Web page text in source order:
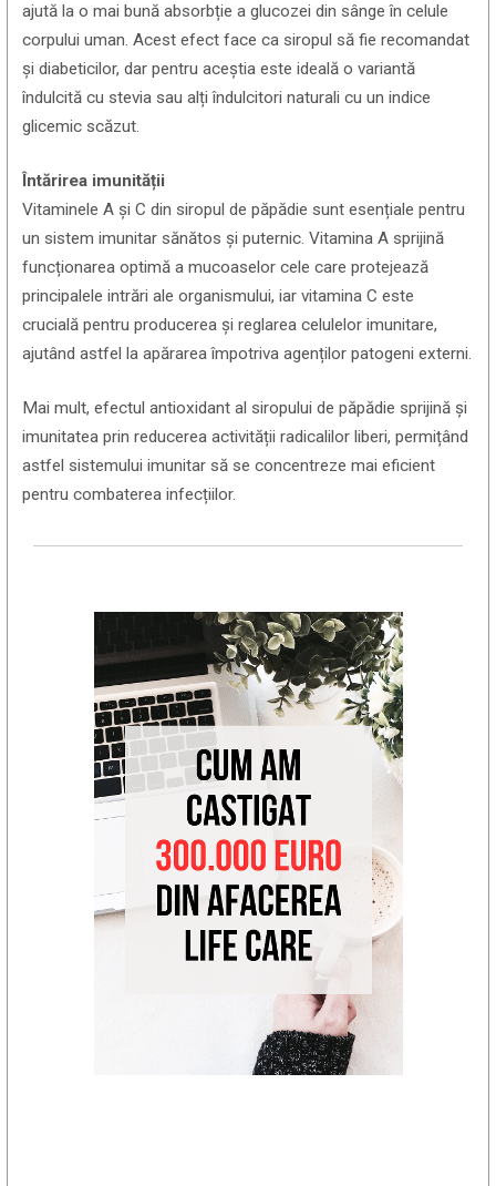
ajută la o mai bună absorbție a glucozei din sânge în celule
corpului uman. Acest efect face ca siropul să fie recomandat
și diabeticilor, dar pentru aceștia este ideală o variantă
îndulcită cu stevia sau alți îndulcitori naturali cu un indice
glicemic scăzut.
Întărirea imunității
Vitaminele A și C din siropul de păpădie sunt esențiale pentru
un sistem imunitar sănătos și puternic. Vitamina A sprijină
funcționarea optimă a mucoaselor cele care protejează
principalele intrări ale organismului, iar vitamina C este
crucială pentru producerea și reglarea celulelor imunitare,
ajutând astfel la apărarea împotriva agenților patogeni externi.
Mai mult, efectul antioxidant al siropului de păpădie sprijină și
imunitatea prin reducerea activității radicalilor liberi, permițând
astfel sistemului imunitar să se concentreze mai eficient
pentru combaterea infecțiilor.